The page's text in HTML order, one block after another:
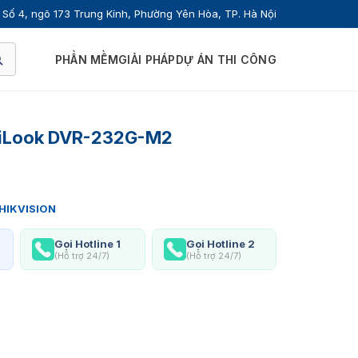
Số 4, ngõ 173 Trung Kính, Phường Yên Hòa, TP. Hà Nội
PHẦN MỀMGIẢI PHÁPDỰ ÁN THI CÔNG
DVR-232G-M2
Gọi Hotline 1
(Hỗ trợ 24/7)
Gọi Hotline 2
(Hỗ trợ 24/7)